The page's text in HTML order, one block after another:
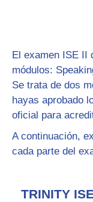
El examen ISE II
módulos:
Se trata de dos
hayas aprobado
oficial para
A continuación,
cada parte del
TRINITY